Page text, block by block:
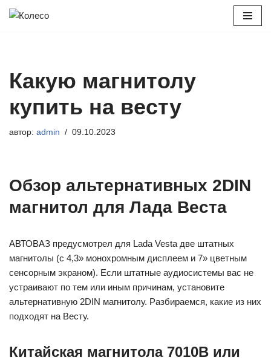
Какую магнитолу
купить на весту
автор: admin 09.10.2023
Обзор альтернативных 2DIN
магнитол для Лада Веста
АВТОВАЗ предусмотрел для Lada Vesta две штатных
магнитолы (с 4,3» монохромным дисплеем и 7» цветным
сенсорным экраном). Если штатные аудиосистемы вас не
устраивают по тем или иным причинам, установите
альтернативную 2DIN магнитолу. Разбираемся, какие из них
подходят на Весту.
Китайская магнитола 7010B или